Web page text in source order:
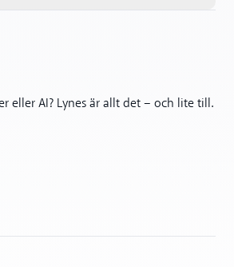
eller AI? Lynes är allt det – och lite till.